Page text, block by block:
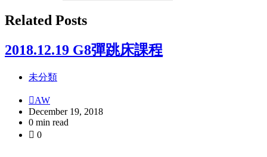
Related Posts
2018.12.19 G8彈跳床課程
未分類
AW
December 19, 2018
0 min read
0